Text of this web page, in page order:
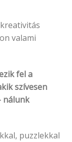
valami
fel a
szívesen
nálunk
puzzlekkal